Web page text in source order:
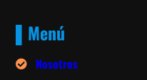
▌Menú
Nosotros